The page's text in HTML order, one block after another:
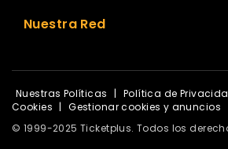
Nuestra Red
Nuestras Políticas | Política de
Cookies |
Gestionar cookies y anuncios
© 1999-2025 Ticketplus. Todos los